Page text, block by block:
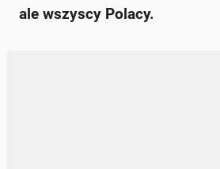
ale wszyscy Polacy.